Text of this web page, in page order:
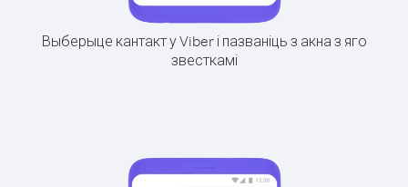
Выберыце кантакт у Viber і пазваніць з акна з яго
звесткамі